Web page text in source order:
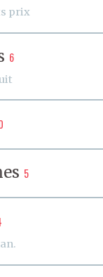
prix
6
5